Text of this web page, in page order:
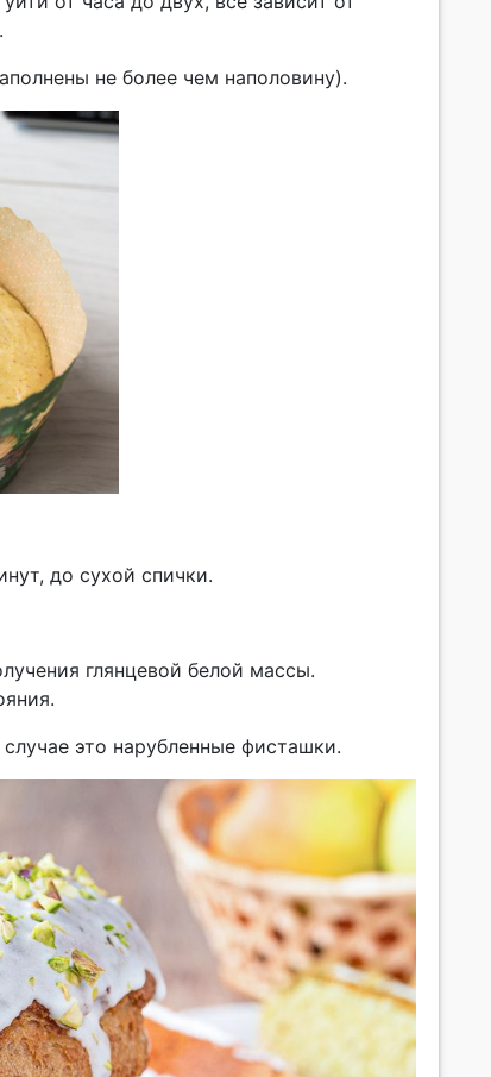
не более чем наполовину).
до сухой спички.
глянцевой белой массы.
это нарубленные фисташки.